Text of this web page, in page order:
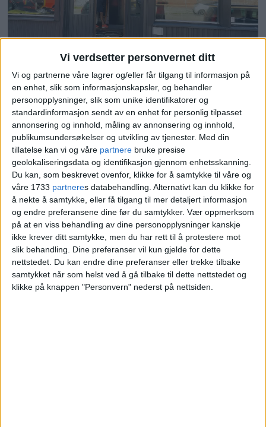
Vi verdsetter personvernet ditt
Vi og partnerne våre lagrer og/eller får tilgang til informasjon på
en enhet, slik som informasjonskapsler, og behandler
personopplysninger, slik som unike identifikatorer og
standardinformasjon sendt av en enhet for personlig tilpasset
annonsering og innhold, måling av annonsering og innhold,
publikumsundersøkelser og utvikling av tjenester. Med din
tillatelse kan vi og våre partnere bruke presise
geolokaliseringsdata og identifikasjon gjennom enhetsskanning.
Du kan, som beskrevet ovenfor, klikke for å samtykke til våre og
våre 1733 partneres databehandling. Alternativt kan du klikke for
å nekte å samtykke, eller få tilgang til mer detaljert informasjon
og endre preferansene dine før du samtykker. Vær oppmerksom
på at en viss behandling av dine personopplysninger kanskje
ikke krever ditt samtykke, men du har rett til å protestere mot
slik behandling. Dine preferanser vil kun gjelde for dette
nettstedet. Du kan endre dine preferanser eller trekke tilbake
samtykket når som helst ved å gå tilbake til dette nettstedet og
klikke på knappen "Personvern" nederst på nettsiden.
Her kommer Traddisjon kafe i slutten av august.
Før det har innehaverne Sven-Arild Olsen og Jan
Ronny Bjørnstad mye de må forberede. Foto:
Vegard Velle
– Jeg gleder meg
Navnet på det nye serveringsstedet blir
Traddisjon kafe. Åpningsdagen er ikke
helt klar ennå, men det skjer i slutten av